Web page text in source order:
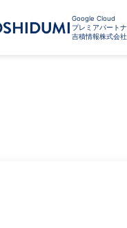
Google Cloud
プレミアパート
吉積情報株式会社